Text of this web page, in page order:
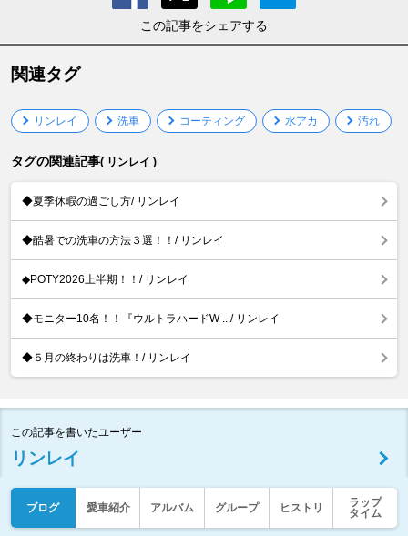
この記事をシェアする
関連タグ
リンレイ 洗車 コーティング 水アカ 汚れ
タグの関連記事( リンレイ )
◆夏季休暇の過ごし方/ リンレイ
◆酷暑での洗車の方法３選！！/ リンレイ
◆POTY2026上半期！！/ リンレイ
◆モニター10名！！『ウルトラハードW .../ リンレイ
◆５月の終わりは洗車！/ リンレイ
この記事を書いたユーザー
リンレイ
ブログ 愛車紹介 アルバム グループ ヒストリ
ラップ
タイム